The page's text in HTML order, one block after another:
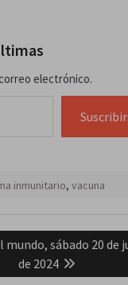
electrónico.
inmunitario, vacuna
mundo, sábado 20 de
de 2024